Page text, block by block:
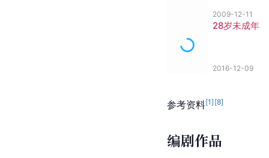
2009-12-11
28岁未成年
2016-12-09
参考资料[1] [8]
编剧作品